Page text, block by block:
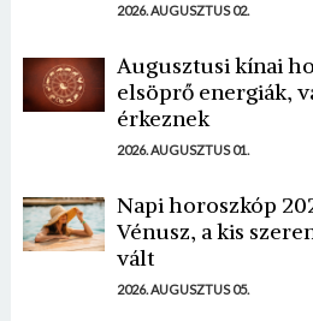
2026. AUGUSZTUS 02.
Augusztusi kínai
elsöprő energiák,
érkeznek
2026. AUGUSZTUS 01.
Napi horoszkóp
Vénusz, a kis
vált
2026. AUGUSZTUS 05.